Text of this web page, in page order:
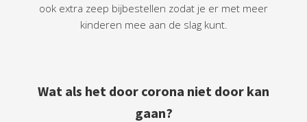
ook extra zeep bijbestellen zodat je er met meer
kinderen mee aan de slag kunt.
Wat als het door corona niet door kan
gaan?